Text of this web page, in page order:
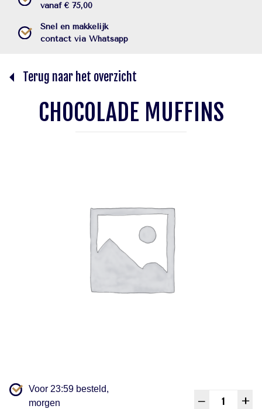
vanaf € 75,00
Snel en makkelijk
contact via Whatsapp
Terug naar het overzicht
CHOCOLADE MUFFINS
Voor 23:59 besteld,
morgen
– +